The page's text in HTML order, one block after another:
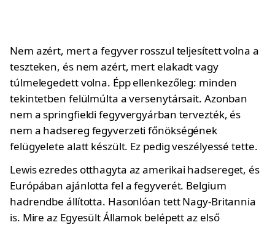
Nem azért, mert a fegyver rosszul teljesített volna a
teszteken, és nem azért, mert elakadt vagy
túlmelegedett volna. Épp ellenkezőleg: minden
tekintetben felülmúlta a versenytársait. Azonban
nem a springfieldi fegyvergyárban tervezték, és
nem a hadsereg fegyverzeti főnökségének
felügyelete alatt készült. Ez pedig veszélyessé tette.
Lewis ezredes otthagyta az amerikai hadsereget, és
Európában ajánlotta fel a fegyverét. Belgium
hadrendbe állította. Hasonlóan tett Nagy-Britannia
is. Mire az Egyesült Államok belépett az első